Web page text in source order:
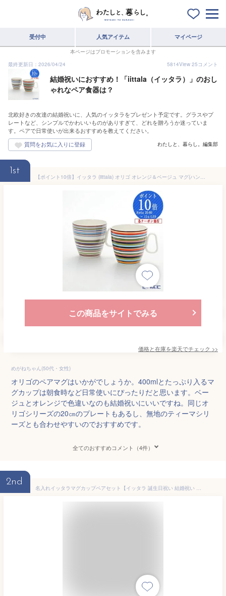
受付中 人気アイテム マイページ
本ページはプロモーションを含みます
最終更新日：2026/04/24
5814View 25コメント
結婚祝いにおすすめ！「iittala（イッタラ）」のおし
ゃれなペア食器は？
北欧好きの友達の結婚祝いに、人気のイッタラをプレゼント予定です。グラスやプ
レートなど、シンプルでかわいいものがありすぎて、どれを贈ろうか迷っていま
す。ペアで日常使いが出来るおすすめを教えてください。
わたしと、暮らし。編集部
1st
【ポイント10倍】イッタラ (iittala) オリゴ オレンジ＆ベージュ マグ(ハンドル付) 400ml ペア 食器 北欧 マグカップ おしゃれ かわいい ブランド 結婚祝い 内祝い
この商品をサイトでみる
価格と在庫を楽天でチェック >>
めがねちゃん(50代・女性)
オリゴのペアマグはいかがでしょうか。400mlとたっぷり入るマ
グカップは朝食時など日常使いにぴったりだと思います。ベー
ジュとオレンジで色違いなのも結婚祝いにいいですね。同じオ
リゴシリーズの20㎝のプレートもあるし、無地のティーマシリ
ーズとも合わせやすいのでおすすめです。
全てのおすすめコメント（4件）
2nd
名入れイッタラマグカップペアセット【イッタラ 誕生日祝い 結婚祝い 母の日 名入れ コーヒーマグ 陶器 ペア バレンタイン】